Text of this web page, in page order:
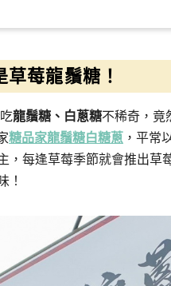
莓龍鬚糖！
龍鬚糖、白蔥糖不稀奇，竟
糖品家龍鬚糖白糖蔥 ，平常
，每逢草莓季節就會推出草
！